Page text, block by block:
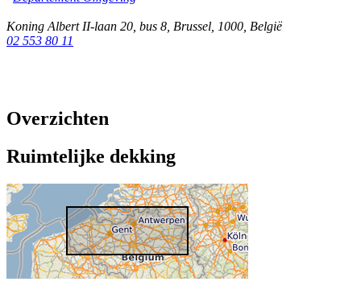
Koning Albert II-laan 20, bus 8 Brussel 1000 België
02 553 80 11
Overzichten
Ruimtelijke dekking